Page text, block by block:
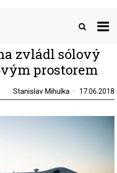
zvládl sólový
prostorem
Stanislav Mihulka 17.06.2018